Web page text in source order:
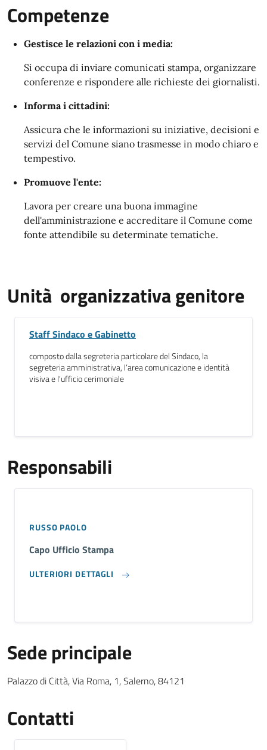
Competenze
Gestisce le relazioni con i media:
Si occupa di inviare comunicati stampa, organizzare
conferenze e rispondere alle richieste dei giornalisti.
Informa i cittadini:
Assicura che le informazioni su iniziative, decisioni e
servizi del Comune siano trasmesse in modo chiaro e
tempestivo.
Promuove l'ente:
Lavora per creare una buona immagine
dell'amministrazione e accreditare il Comune come
fonte attendibile su determinate tematiche.
Unità organizzativa genitore
Staff Sindaco e Gabinetto
composto dalla segreteria particolare del Sindaco, la
segreteria amministrativa, l’area comunicazione e identità
visiva e l'ufficio cerimoniale
Responsabili
RUSSO PAOLO
Capo Ufficio Stampa
ULTERIORI DETTAGLI
Sede principale
Sede Principale testuale
Palazzo di Città, Via Roma, 1, Salerno, 84121
Contatti